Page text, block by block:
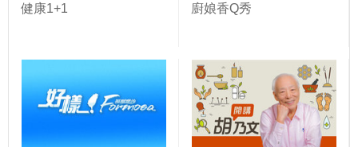
健康1+1 廚娘香Q秀